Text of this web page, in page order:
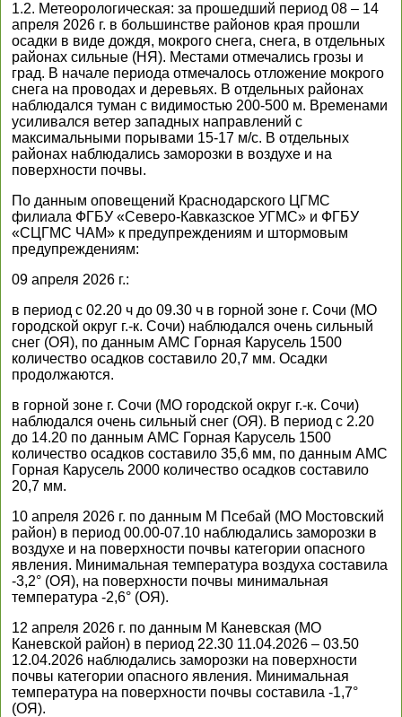
1.2. Метеорологическая: за прошедший период 08 – 14
апреля 2026 г. в большинстве районов края прошли
осадки в виде дождя, мокрого снега, снега, в отдельных
районах сильные (НЯ). Местами отмечались грозы и
град. В начале периода отмечалось отложение мокрого
снега на проводах и деревьях. В отдельных районах
наблюдался туман с видимостью 200-500 м. Временами
усиливался ветер западных направлений с
максимальными порывами 15-17 м/с. В отдельных
районах наблюдались заморозки в воздухе и на
поверхности почвы.
По данным оповещений Краснодарского ЦГМС
филиала ФГБУ «Северо-Кавказское УГМС» и ФГБУ
«СЦГМС ЧАМ» к предупреждениям и штормовым
предупреждениям:
09 апреля 2026 г.:
в период с 02.20 ч до 09.30 ч в горной зоне г. Сочи (МО
городской округ г.-к. Сочи) наблюдался очень сильный
снег (ОЯ), по данным АМС Горная Карусель 1500
количество осадков составило 20,7 мм. Осадки
продолжаются.
в горной зоне г. Сочи (МО городской округ г.-к. Сочи)
наблюдался очень сильный снег (ОЯ). В период с 2.20
до 14.20 по данным АМС Горная Карусель 1500
количество осадков составило 35,6 мм, по данным АМС
Горная Карусель 2000 количество осадков составило
20,7 мм.
10 апреля 2026 г. по данным М Псебай (МО Мостовский
район) в период 00.00-07.10 наблюдались заморозки в
воздухе и на поверхности почвы категории опасного
явления. Минимальная температура воздуха составила
-3,2° (ОЯ), на поверхности почвы минимальная
температура -2,6° (ОЯ).
12 апреля 2026 г. по данным М Каневская (МО
Каневской район) в период 22.30 11.04.2026 – 03.50
12.04.2026 наблюдались заморозки на поверхности
почвы категории опасного явления. Минимальная
температура на поверхности почвы составила -1,7°
(ОЯ).